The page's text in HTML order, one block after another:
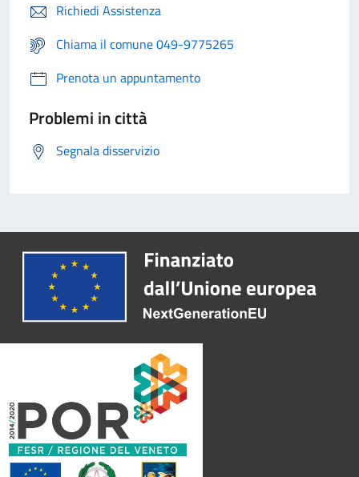
Richiedi Assistenza
Chiama il comune 049-9775265
Prenota un appuntamento
Problemi in città
Segnala disservizio